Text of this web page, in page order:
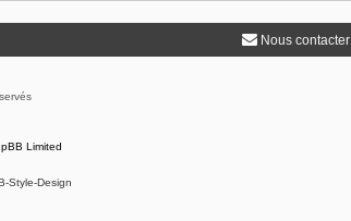
Nous contacter
Limited
Style-Design